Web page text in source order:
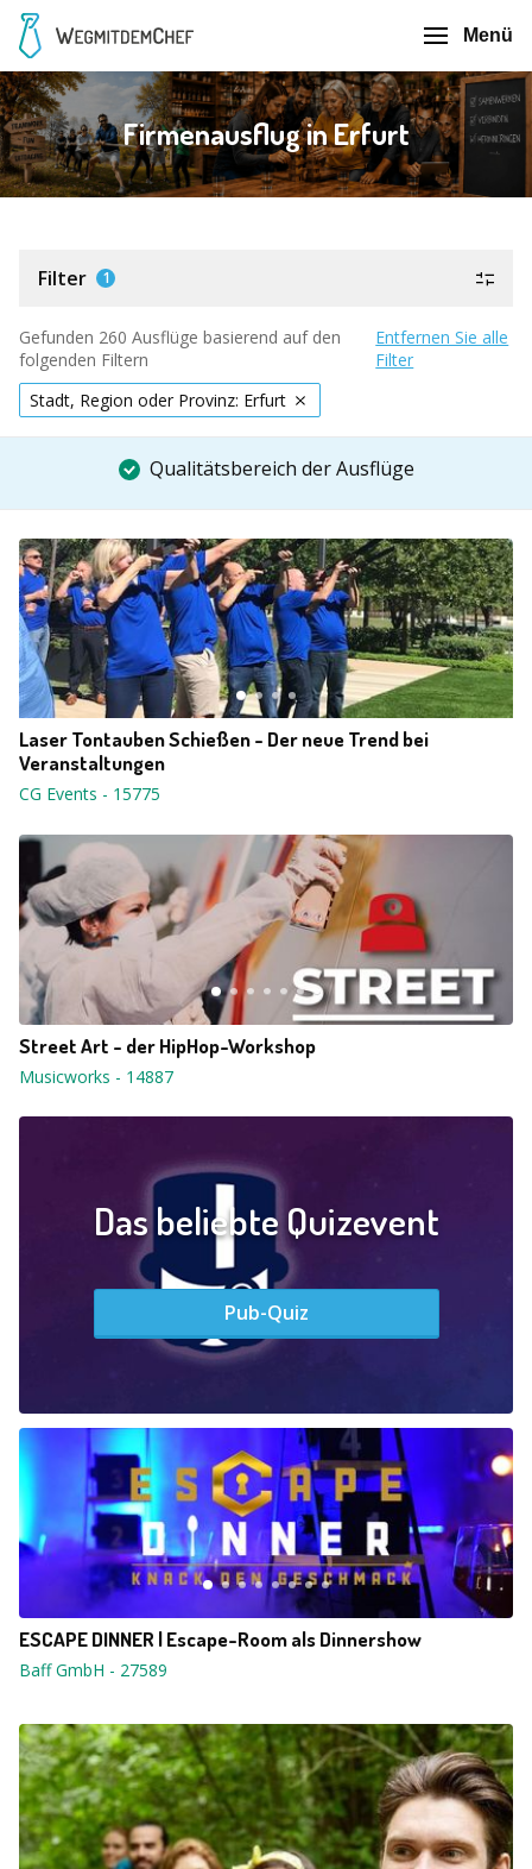
Menü
Firmenausflug in Erfurt
Filter 1
Gefunden 260 Ausflüge basierend auf den
folgenden Filtern
Entfernen Sie alle
Filter
Stadt, Region oder Provinz: Erfurt
Qualitätsbereich der Ausflüge
Laser Tontauben Schießen - Der neue Trend bei
Veranstaltungen
CG Events - 15775
Street Art - der HipHop-Workshop
Musicworks - 14887
Das beliebte Quizevent
Pub-Quiz
ESCAPE DINNER | Escape-Room als Dinnershow
Baff GmbH - 27589